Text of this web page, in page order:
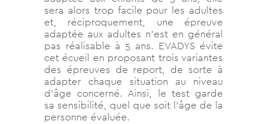
sera alors trop facile pour les adultes
et, réciproquement, une épreuve
adaptée aux adultes n’est en général
pas réalisable à 5 ans. EVADYS évite
cet écueil en proposant trois variantes
des épreuves de report, de sorte à
adapter chaque situation au niveau
d’âge concerné. Ainsi, le test garde
sa sensibilité, quel que soit l’âge de la
personne évaluée.